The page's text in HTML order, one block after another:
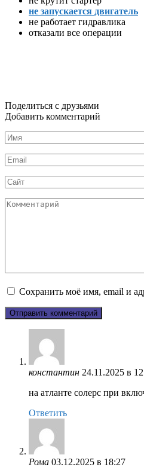
не запускается двигатель
не работает гидравлика
отказали все операции
Поделиться с друзьями
Добавить комментарий
Имя
*
Email
*
Сайт
Комментарий
Сохранить моё имя, email и
константин 24.11.2025 в
на атланте солерс при
Ответить
Рома 03.12.2025 в 18:27